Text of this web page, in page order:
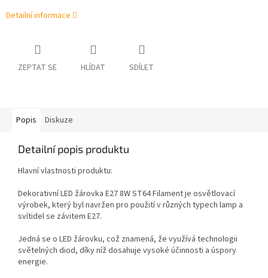
Detailní informace
ZEPTAT SE HLÍDAT SDÍLET
Popis Diskuze
Detailní popis produktu
Hlavní vlastnosti produktu:
Dekorativní LED žárovka E27 8W ST64 Filament je osvětlovací
výrobek, který byl navržen pro použití v různých typech lamp a
svítidel se závitem E27.
Jedná se o LED žárovku, což znamená, že využívá technologii
světelných diod, díky níž dosahuje vysoké účinnosti a úspory
energie.